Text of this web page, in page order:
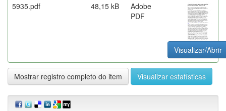
5935.pdf
48,15 kB
Adobe
PDF
Visualizar/Abrir
Mostrar registro completo do item Visualizar estatísticas